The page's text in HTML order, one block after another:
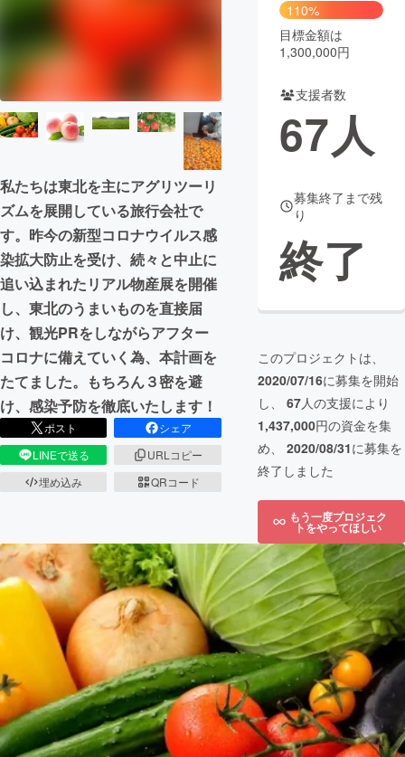
CAMPFIRE for Social Good
CAMPFIRE Creation
CAMPFIREふるさと納税
コミュニティ
私たちは東北を主にアグリツーリ
ズムを展開している旅行会社で
す。昨今の新型コロナウイルス感
染拡大防止を受け、続々と中止に
追い込まれたリアル物産展を開催
し、東北のうまいものを直接届
け、観光PRをしながらアフター
コロナに備えていく為、本計画を
たてました。もちろん３密を避
け、感染予防を徹底いたします！
ポスト
シェア
LINEで送る
URLコピー
埋め込み
QRコード
110%
目標金額は
1,300,000円
支援者数
67人
募集終了まで残
り
終了
このプロジェクトは、
2020/07/16に募集を開始
し、 67人の支援により
1,437,000円の資金を集
め、 2020/08/31に募集を
終了しました
もう一度プロジェク
トをやってほしい